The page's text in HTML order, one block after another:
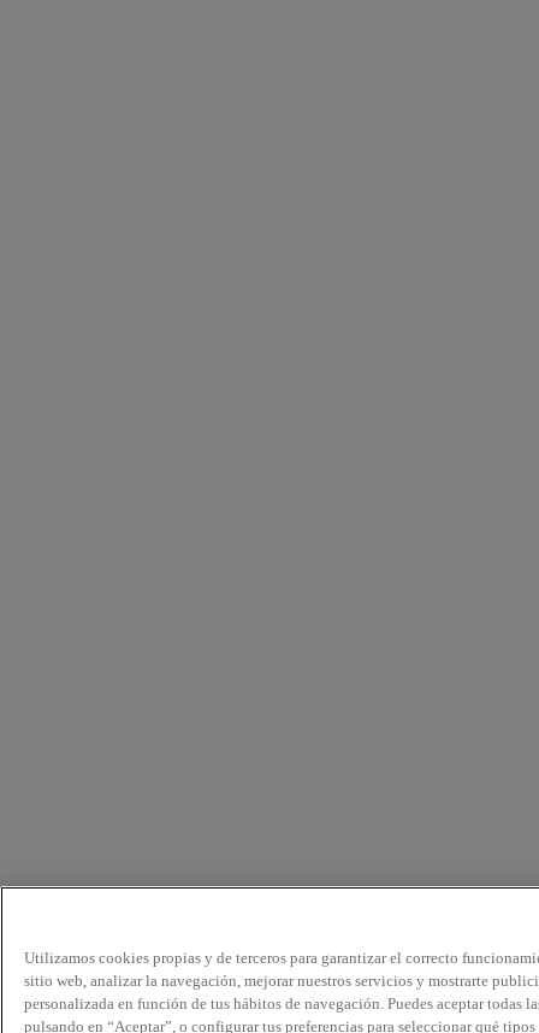
Utilizamos cookies propias y de terceros para garantizar el correcto
sitio web, analizar la navegación, mejorar nuestros servicios y mostrarte
personalizada en función de tus hábitos de navegación. Puedes aceptar todas
pulsando en “Aceptar”, o configurar tus preferencias para seleccionar qué tipos